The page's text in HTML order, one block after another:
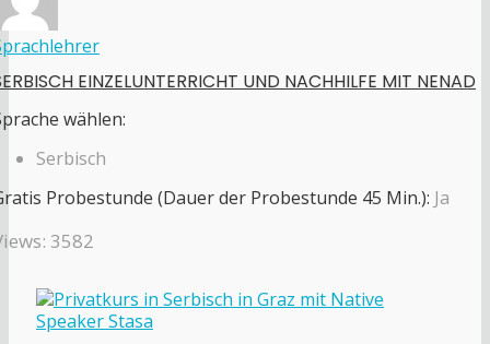
EINZELUNTERRICHT UND NACHHILFE MIT NENAD
wählen:
Serbisch
Probestunde (Dauer der Probestunde 45 Min.): Ja
3582